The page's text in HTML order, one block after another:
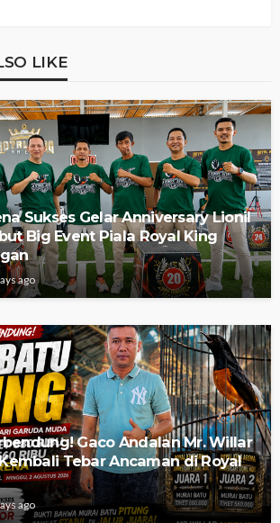
LIKE
Sukses Gelar Anniversary Lionil
Big Event Piala Royal King
ago
Gaco Andalan Mr. Willar
Tebar Ancaman di Royal
ago